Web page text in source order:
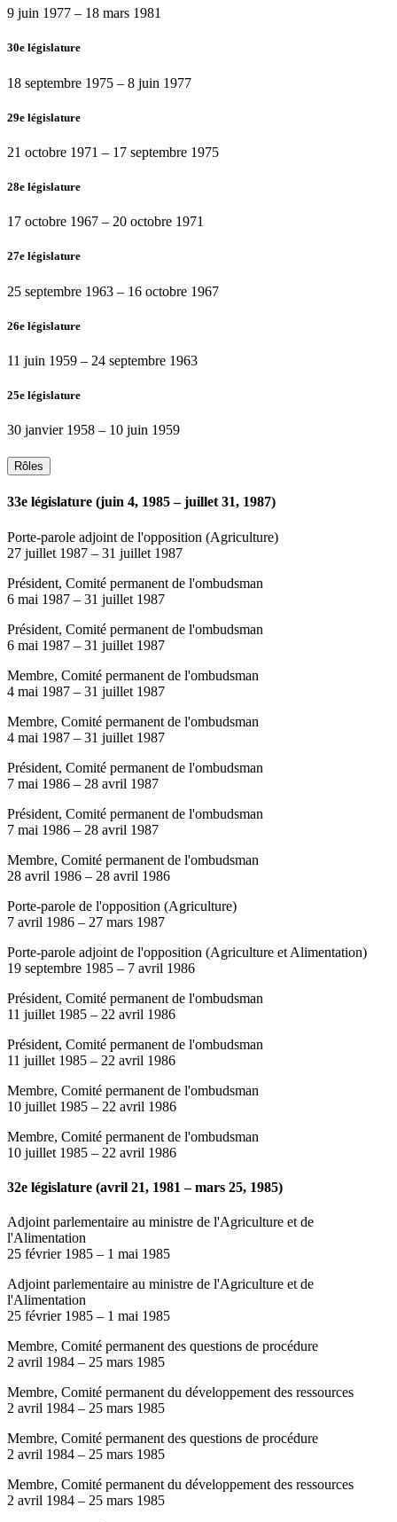
9 juin 1977 – 18 mars 1981
30e législature
18 septembre 1975 – 8 juin 1977
29e législature
21 octobre 1971 – 17 septembre 1975
28e législature
17 octobre 1967 – 20 octobre 1971
27e législature
25 septembre 1963 – 16 octobre 1967
26e législature
11 juin 1959 – 24 septembre 1963
25e législature
30 janvier 1958 – 10 juin 1959
Rôles
33e législature (juin 4, 1985 – juillet 31, 1987)
Porte-parole adjoint de l'opposition (Agriculture)
27 juillet 1987 – 31 juillet 1987
Président, Comité permanent de l'ombudsman
6 mai 1987 – 31 juillet 1987
Président, Comité permanent de l'ombudsman
6 mai 1987 – 31 juillet 1987
Membre, Comité permanent de l'ombudsman
4 mai 1987 – 31 juillet 1987
Membre, Comité permanent de l'ombudsman
4 mai 1987 – 31 juillet 1987
Président, Comité permanent de l'ombudsman
7 mai 1986 – 28 avril 1987
Président, Comité permanent de l'ombudsman
7 mai 1986 – 28 avril 1987
Membre, Comité permanent de l'ombudsman
28 avril 1986 – 28 avril 1986
Porte-parole de l'opposition (Agriculture)
7 avril 1986 – 27 mars 1987
Porte-parole adjoint de l'opposition (Agriculture et Alimentation)
19 septembre 1985 – 7 avril 1986
Président, Comité permanent de l'ombudsman
11 juillet 1985 – 22 avril 1986
Président, Comité permanent de l'ombudsman
11 juillet 1985 – 22 avril 1986
Membre, Comité permanent de l'ombudsman
10 juillet 1985 – 22 avril 1986
Membre, Comité permanent de l'ombudsman
10 juillet 1985 – 22 avril 1986
32e législature (avril 21, 1981 – mars 25, 1985)
Adjoint parlementaire au ministre de l'Agriculture et de
l'Alimentation
25 février 1985 – 1 mai 1985
Adjoint parlementaire au ministre de l'Agriculture et de
l'Alimentation
25 février 1985 – 1 mai 1985
Membre, Comité permanent des questions de procédure
2 avril 1984 – 25 mars 1985
Membre, Comité permanent du développement des ressources
2 avril 1984 – 25 mars 1985
Membre, Comité permanent des questions de procédure
2 avril 1984 – 25 mars 1985
Membre, Comité permanent du développement des ressources
2 avril 1984 – 25 mars 1985